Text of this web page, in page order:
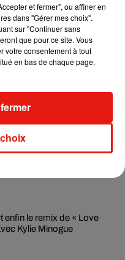
du jamais entendu,
à la vie de chatelain
enfin le remix de « Love
Kylie Minogue
et fermer", ou affiner en
dans "Gérer mes choix".
sur "Continuer sans
que pour ce site. Vous
votre consentement à tout
en bas de chaque page.